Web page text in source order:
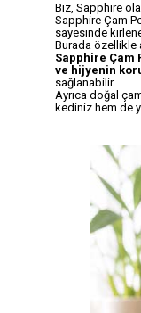
Biz, Sapphire
Sapphire Çam
sayesinde
Burada özellikle
Sapphire Çam
ve hijyenin
sağlanabilir.
Ayrıca doğal
kediniz hem de